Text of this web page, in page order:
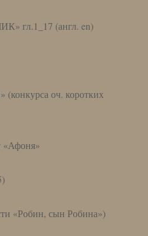
гл.1_17 (англ. en)
оч. коротких
«Афоня»
«Робин, сын Робина»)